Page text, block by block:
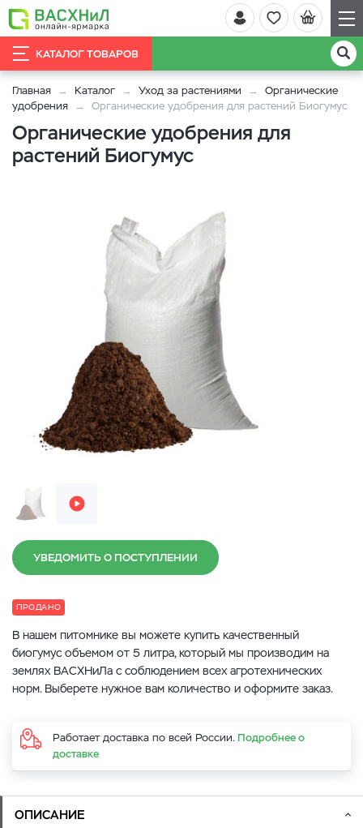
КАТАЛОГ ТОВАРОВ
Главная Каталог Уход за растениями
Органические
удобрения
Органические удобрения для растений Биогумус
Органические удобрения для
растений Биогумус
УВЕДОМИТЬ О ПОСТУПЛЕНИИ
ПРОДАНО
В нашем питомнике вы можете купить качественный
биогумус объемом от 5 литра, который мы производим на
землях ВАСХНиЛа с соблюдением всех агротехнических
норм. Выберете нужное вам количество и оформите заказ.
Работает доставка по всей России. Подробнее о
доставке
ОПИСАНИЕ